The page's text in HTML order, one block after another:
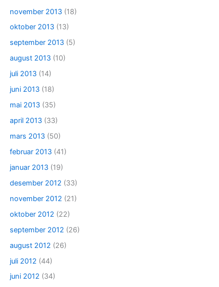
november 2013 (18)
oktober 2013 (13)
september 2013 (5)
august 2013 (10)
juli 2013 (14)
juni 2013 (18)
mai 2013 (35)
april 2013 (33)
mars 2013 (50)
februar 2013 (41)
januar 2013 (19)
desember 2012 (33)
november 2012 (21)
oktober 2012 (22)
september 2012 (26)
august 2012 (26)
juli 2012 (44)
juni 2012 (34)